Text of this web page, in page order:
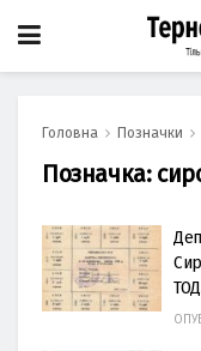
Головна Позначки
Позначка: